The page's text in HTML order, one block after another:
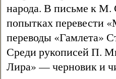
народа. В письме к М.
попытках перевести
переводы «Гамлета»
Среди рукописей П.
Лира» — черновик и